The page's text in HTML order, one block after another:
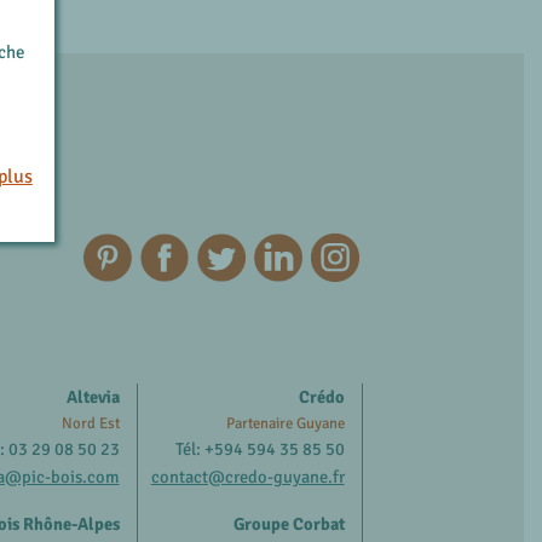
Altevia
Nord Est
03 29 08 50 23
bois.com
Rhône-Alpes
Crédo
Partenaire Guyane
Tél: +594 594 35 85 50
contact@credo-guyane.fr
Groupe Corbat